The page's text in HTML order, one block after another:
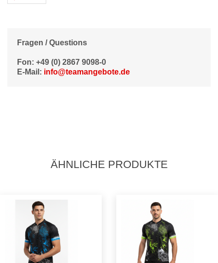
Fragen / Questions
Fon: +49 (0) 2867 9098-0
E-Mail: info@teamangebote.de
ÄHNLICHE PRODUKTE